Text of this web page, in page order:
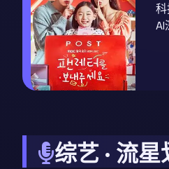
AI
综艺 · 流